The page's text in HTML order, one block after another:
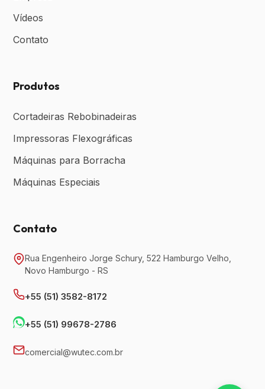
Vídeos
Contato
Produtos
Cortadeiras Rebobinadeiras
Impressoras Flexográficas
Máquinas para Borracha
Máquinas Especiais
Contato
Rua Engenheiro Jorge Schury, 522 Hamburgo Velho,
Novo Hamburgo - RS
+55 (51) 3582-8172
+55 (51) 99678-2786
comercial@wutec.com.br